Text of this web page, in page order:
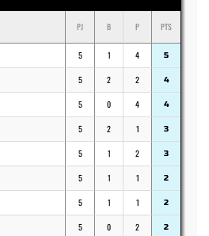
PJ B P PTS
5 1 4 5
5 2 2 4
5 0 4 4
5 2 1 3
5 1 2 3
5 1 1 2
5 1 1 2
5 0 2 2